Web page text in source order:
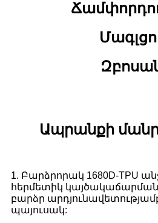
Ապրանքի
1. Բարձրորակ 1680D-TPU
հերմետիկ
բարձր
պայուսակ: